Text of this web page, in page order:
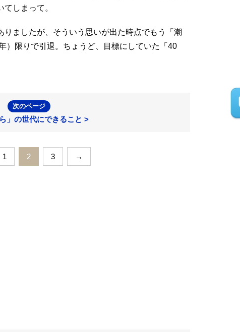
しまって。
ましたが、そういう思いが出た時点でもう「潮
）限りで引退。ちょうど、目標にしていた「40
次のページ
ら」の世代にできること >
1 2 3 →